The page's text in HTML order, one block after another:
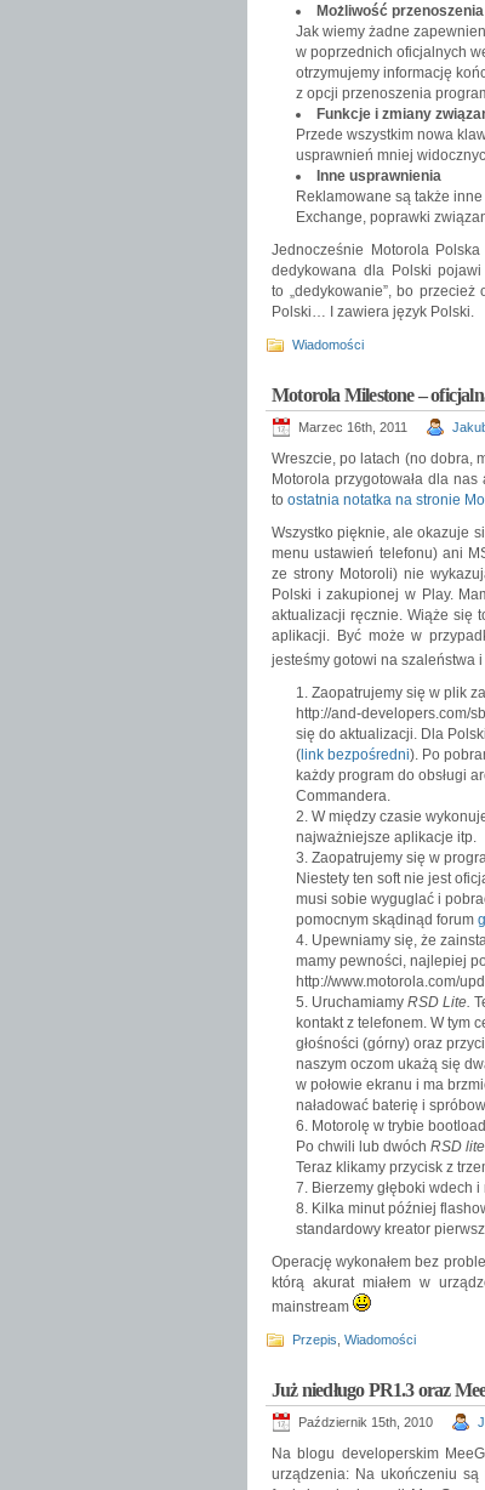
Możliwość
Jak wiemy żadne
w poprzednich oficjalnych
otrzymujemy informację
z opcji przenoszenia
Funkcje i zmiany
Przede wszystkim nowa
usprawnień mniej
Inne usprawnienia
Reklamowane są także
Exchange, poprawki
Jednocześnie Motorola
dedykowana dla Polski
to „dedykowanie”, bo
Polski… I zawiera język Polski.
Wiadomości
Motorola Milestone –
Marzec 16th, 2011
Wreszcie, po latach (no dobra,
Motorola przygotowała dla
to ostatnia notatka na stronie
Wszystko pięknie, ale okazuje
menu ustawień telefonu) ani
ze strony Motoroli) nie
Polski i zakupionej w Play.
aktualizacji ręcznie. Wiąże się
aplikacji. Być może w
jesteśmy gotowi na szaleństwa
Zaopatrujemy się w plik
http://and-developers.com/
się do aktualizacji. Dla
( link bezpośredni). Po
każdy program do obsługi
Commandera.
W między czasie
najważniejsze aplikacje itp.
Zaopatrujemy się w
Niestety ten soft nie jest
musi sobie wyguglać i
pomocnym skądinąd forum
Upewniamy się, że
mamy pewności, najlepiej
http://www.motorola.com/
Uruchamiamy RSD Lite.
kontakt z telefonem. W tym
głośności (górny) oraz
naszym oczom ukażą się
w połowie ekranu i ma
naładować baterię i
Motorolę w trybie
Po chwili lub dwóch RSD lite
Teraz klikamy przycisk z
Bierzemy głęboki wdech
Kilka minut później
standardowy kreator
Operację wykonałem bez
którą akurat miałem w
mainstream
Przepis Wiadomości
Już niedługo PR1.3 oraz
Październik 15th, 2010
Na blogu developerskim
urządzenia: Na ukończeniu są